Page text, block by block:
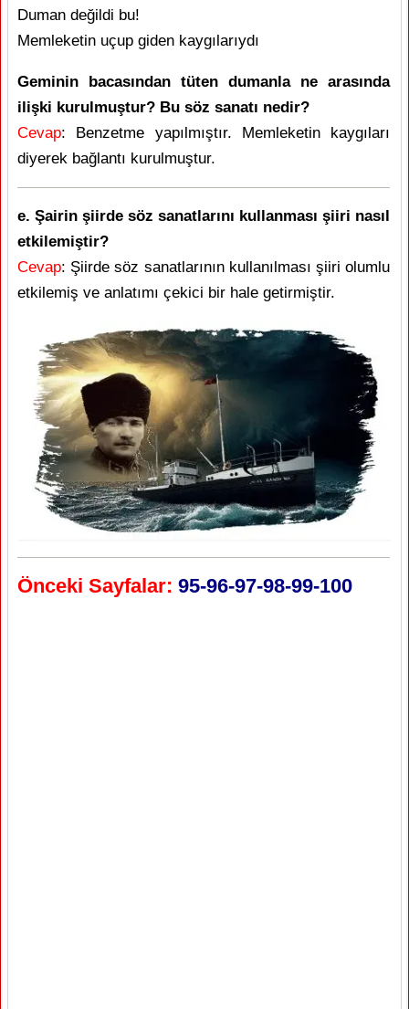
Duman değildi bu!
Memleketin uçup giden kaygılarıydı
Geminin bacasından tüten dumanla ne arasında
ilişki kurulmuştur? Bu söz sanatı nedir?
Cevap: Benzetme yapılmıştır. Memleketin kaygıları
diyerek bağlantı kurulmuştur.
e. Şairin şiirde söz sanatlarını kullanması şiiri nasıl
etkilemiştir?
Cevap: Şiirde söz sanatlarının kullanılması şiiri olumlu
etkilemiş ve anlatımı çekici bir hale getirmiştir.
Önceki Sayfalar: 95-96-97-98-99-100